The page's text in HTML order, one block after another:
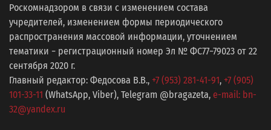
Роскомнадзором в связи с изменением состава
учредителей, изменением формы периодического
распространения массовой информации, уточнением
тематики − регистрационный номер Эл № ФС77−79023 от 22
сентября 2020 г.
Главный редактор: Федосова В.В., +7 (953) 281-41-91, +7 (905)
101-33-11 (WhatsApp, Viber), Telegram @bragazeta, e-mail: bn-
32@yandex.ru